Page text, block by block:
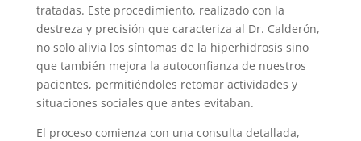
tratadas. Este procedimiento, realizado con la
destreza y precisión que caracteriza al Dr. Calderón,
no solo alivia los síntomas de la hiperhidrosis sino
que también mejora la autoconfianza de nuestros
pacientes, permitiéndoles retomar actividades y
situaciones sociales que antes evitaban.
El proceso comienza con una consulta detallada,